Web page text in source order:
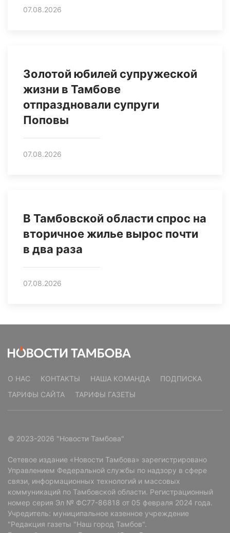
07.08.2026
Золотой юбилей супружеской
жизни в Тамбове
отпраздновали супруги
Поповы
07.08.2026
В Тамбовской области спрос на
вторичное жилье вырос почти
в два раза
07.08.2026
О НАС КОНТАКТЫ НАША КОМАНДА
ПОДПИСКА
ТАРИФЫ САЙТА
ТАРИФЫ ГАЗЕТЫ
© 2023-2026 "Новости Тамбова"
Сетевое издание «Новости Тамбова» зарегистрировано
Управлением Федеральной службы по надзору в сфере
связи, информационных технологий и массовых
коммуникаций по Тамбовской области. Регистрационный
номер серия Эл № ФС77-86818 от 05 февраля 2024 года.
Учредитель: муниципальное казенное учреждение
"Редакция газеты "Наш город Тамбов".